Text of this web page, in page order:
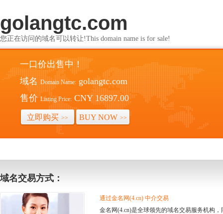
golangtc.com
您正在访问的域名可以转让!This domain name is for sale!
一口价出售中！
域名 Domain Name: golangtc.com
售价 Listing Price: CNY 16897.00
立即购买 >> BUY NOW >>
域名交易方式：
通过金名网(4.cn) 中介交易
金名网(4.cn)是全球领先的域名交易服务机构